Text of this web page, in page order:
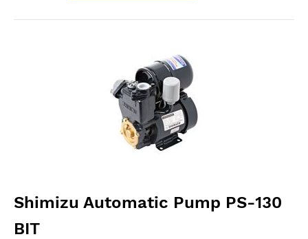
Shimizu Automatic Pump PS-130
BIT